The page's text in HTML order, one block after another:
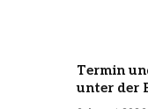
Termin
unter der